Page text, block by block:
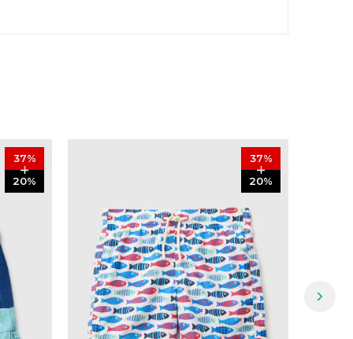
37%
20%
37%
20%